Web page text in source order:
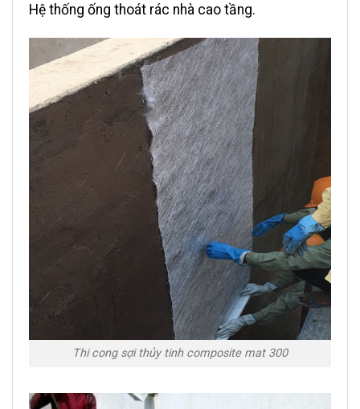
Hệ thống ống thoát rác nhà cao tầng.
Thi cong sợi thủy tinh composite mat 300